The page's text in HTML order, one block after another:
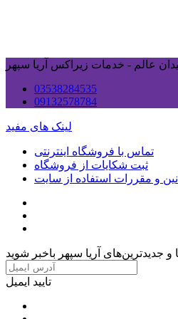
عالم - خدمات زیراکس آریا سپهر
03538284535
09132578784
لینک های مفید
تماس با فروشگاه اینترنتی
ثبت شکایات از فروشگاه
و مقررات استفاده از سایت
تایید ایمیل